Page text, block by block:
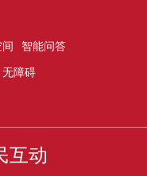
智能问答
无障碍
互动